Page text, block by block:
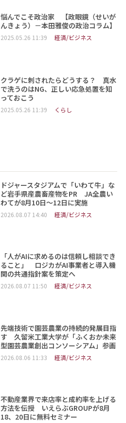
悩んでこそ政治家 【政眼鏡（せいが
んきょう）－本田雅俊の政治コラム】
2025.05.26 11:39 経済/ビジネス
クラゲに刺されたらどうする？ 真水
で洗うのはNG、正しい応急処置を知
っておこう
2025.05.26 11:39 くらし
ドジャースタジアムで「いわて牛」な
ど岩手県産農畜産物をPR JA全農い
わてが8月10日～12日に実施
2026.08.07 14:40 経済/ビジネス
「人がAIに求めるのは信頼し相談でき
ること」 ロジカがAI事業者と導入機
関の共通指針案を策定へ
2026.08.07 11:50 経済/ビジネス
先端技術で園芸農業の持続的発展目指
す 久留米工業大学が「ふくおか未来
型園芸農業創出コンソーシアム」参画
2026.08.06 11:33 経済/ビジネス
不動産業界で来店率と成約率を上げる
方法を伝授 いえらぶGROUPが8月
18、20日に無料セミナー